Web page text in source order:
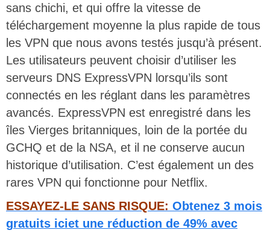
sans chichi, et qui offre la vitesse de
téléchargement moyenne la plus rapide de tous
les VPN que nous avons testés jusqu’à présent.
Les utilisateurs peuvent choisir d’utiliser les
serveurs DNS ExpressVPN lorsqu’ils sont
connectés en les réglant dans les paramètres
avancés. ExpressVPN est enregistré dans les
îles Vierges britanniques, loin de la portée du
GCHQ et de la NSA, et il ne conserve aucun
historique d’utilisation. C’est également un des
rares VPN qui fonctionne pour Netflix.
ESSAYEZ-LE SANS RISQUE: Obtenez 3 mois
gratuits iciet une réduction de 49% avec